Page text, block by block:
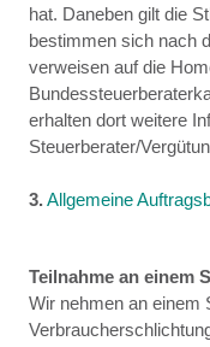
hat. Daneben gilt die
bestimmen sich nach
verweisen auf die
erhalten dort weitere
Steuerberater/
3.Allgemeine
Teilnahme an einem
Wir nehmen an einem